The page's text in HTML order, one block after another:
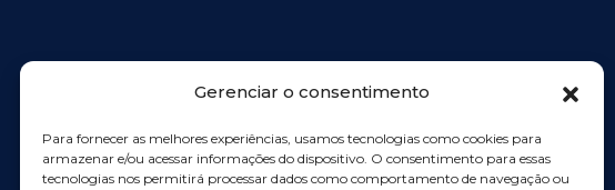
Gerenciar o consentimento
Para fornecer as melhores experiências, usamos tecnologias como cookies para
armazenar e/ou acessar informações do dispositivo. O consentimento para essas
tecnologias nos permitirá processar dados como comportamento de navegação ou